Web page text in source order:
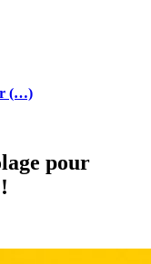
(…)
pour